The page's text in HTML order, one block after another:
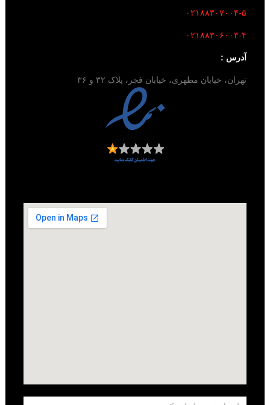
۰۲۱۸۸۳۰۷۰۰۴-۵
۰۲۱۸۸۳۰۶۰۰۳-۴
آدرس :
تهران، خیابان مطهری، خیابان فجر، پلاک ۳۲ و ۳۶